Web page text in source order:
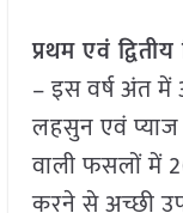
प्रथम एवं
– इस वर्ष अंत में
लहसुन एवं
वाली फसलों में